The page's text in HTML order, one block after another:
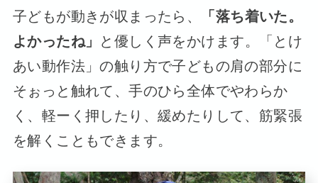
子どもが動きが収まったら、
「落ち着いた。
よかったね」
と優しく声をかけます。「とけ
あい動作法」の触り方で子どもの肩の部分に
そぉっと触れて、手のひら全体でやわらか
く、軽ーく押したり、緩めたりして、筋緊張
を解くこともできます。